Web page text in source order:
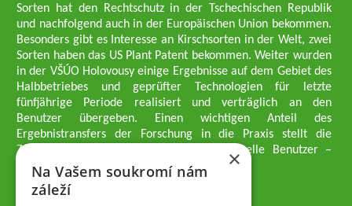
Sorten hat den Rechtschutz in der Tschechischen Republik
und nachfolgend auch in der Europäischen Union bekommen.
Besonders gibt es Interesse an Kirschsorten in der Welt, zwei
Sorten haben das US Plant Patent bekommen. Weiter wurden
in der VŠÚO Holovousy einige Ergebnisse auf dem Gebiet des
Halbbetriebes und geprüfter Technologien für letzte
fünfjährige Periode realisiert und verträglich an den
Benutzer übergeben. Einen wichtigen Anteil des
Ergebnistransfers der Forschung in die Praxis stellt die
Züchtungsmethodik dar, die an professionelle Benutzer –
professionelle Obstzüchter übergeben wird.
Geschäftsführer der Gesellschaft
Dipl.-Ing. Tomáš Zmeškal
×
Na Vašem soukromí nám
záleží